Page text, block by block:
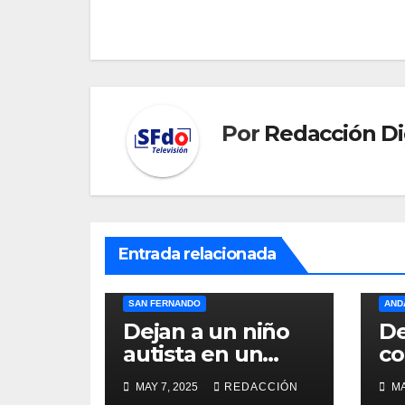
Por Redacción
Entrada relacionada
ANDALUCÍA NACIONAL
SAN FERNANDO
Dejan a un niño
autista en un
autobús durante
horas y acaba en
MAY 7, 2025 REDACCIÓN